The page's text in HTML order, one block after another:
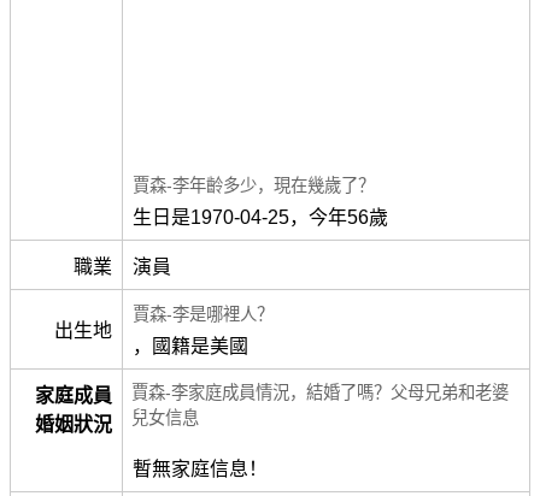
賈森-李年齡多少，現在幾歲了？
生日是1970-04-25，今年56歲
職業 演員
出生地
賈森-李是哪裡人？
，國籍是美國
家庭成員
婚姻狀況
賈森-李家庭成員情況，結婚了嗎？父母兄弟和老婆
兒女信息
暫無家庭信息！